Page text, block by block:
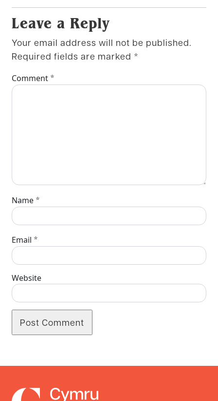
Leave a Reply
Your email address will not be published.
Required fields are marked *
Comment *
Name *
Email *
Website